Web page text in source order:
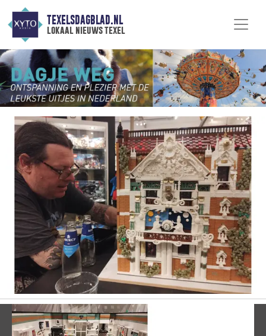
TEXELSDAGBLAD.NL
lokaal nieuws texel